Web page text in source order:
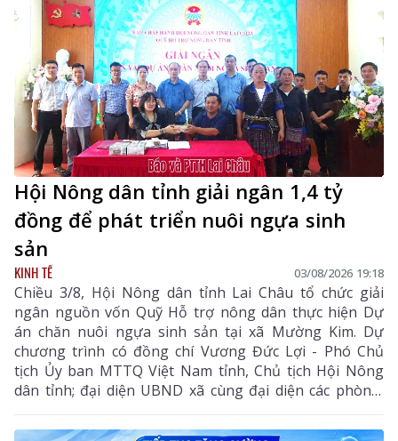
Hội Nông dân tỉnh giải ngân 1,4 tỷ
đồng để phát triển nuôi ngựa sinh
sản
KINH TẾ 03/08/2026 19:18
Chiều 3/8, Hội Nông dân tỉnh Lai Châu tổ chức giải
ngân nguồn vốn Quỹ Hỗ trợ nông dân thực hiện Dự
án chăn nuôi ngựa sinh sản tại xã Mường Kim. Dự
chương trình có đồng chí Vương Đức Lợi - Phó Chủ
tịch Ủy ban MTTQ Việt Nam tỉnh, Chủ tịch Hội Nông
dân tỉnh; đại diện UBND xã cùng đại diện các phòng,
ban chuyên môn, Hội Nông dân xã và các hội viên
tham gia dự án.